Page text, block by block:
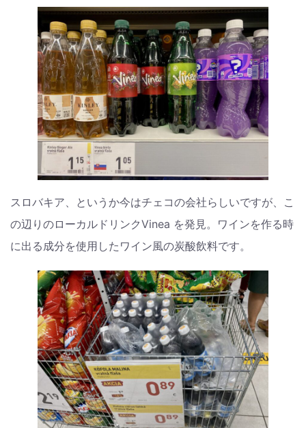
スロバキア、というか今はチェコの会社らしいですが、こ
の辺りのローカルドリンクVinea を発見。ワインを作る時
に出る成分を使用したワイン風の炭酸飲料です。